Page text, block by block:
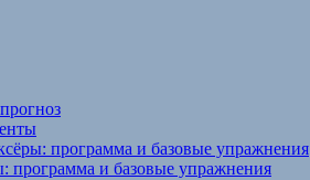
программа и базовые упражнения
программа и базовые упражнения